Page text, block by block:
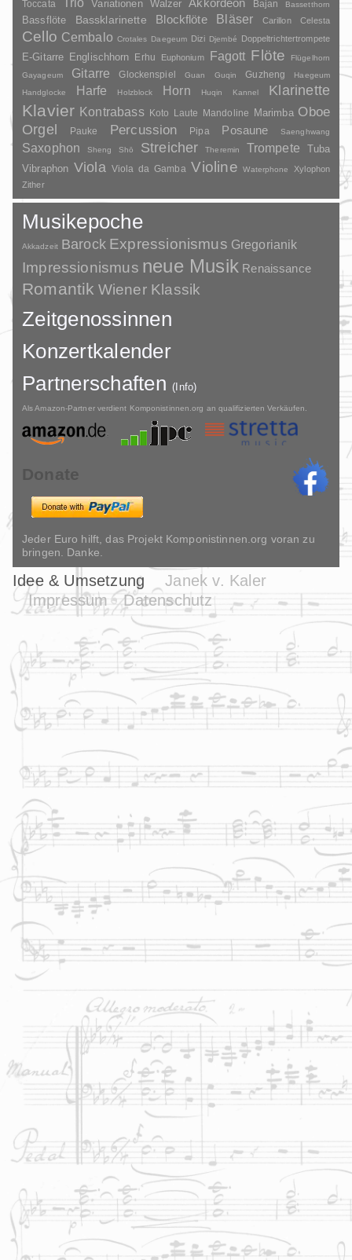
Toccata Trio Variationen Walzer Akkordeon Bajan Bassetthorn
Bassflöte Bassklarinette Blockflöte Bläser Carillon Celesta
Cello Cembalo Crotales Daegeum Dizi Djembé Doppeltrichtertrompete
E-Gitarre Englischhorn Erhu Euphonium Fagott Flöte
Flügelhorn
Gayageum
Gitarre Glockenspiel Guan Guqin Guzheng
Haegeum
Handglocke
Harfe Holzblock Horn Huqin Kannel Klarinette
Klavier Kontrabass Koto Laute Mandoline Marimba Oboe
Orgel Pauke Percussion Pipa Posaune Saenghwang
Saxophon Sheng Shō Streicher Theremin Trompete
Tuba
Vibraphon Viola Viola da Gamba Violine Waterphone
Xylophon
Zither
Musikepoche
Akkadzeit Barock Expressionismus Gregorianik
Impressionismus neue Musik Renaissance
Romantik Wiener Klassik
Zeitgenossinnen
Konzertkalender
Partnerschaften(Info)
Als Amazon-Partner verdient Komponistinnen.org an qualifizierten Verkäufen.
Donate
Jeder Euro hilft, das Projekt Komponistinnen.org voran zu
bringen. Danke.
Idee & Umsetzung
Janek v. Kaler
Impressum
Datenschutz